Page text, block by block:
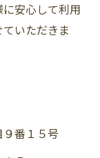
安心して利用
いただきま
番１５号